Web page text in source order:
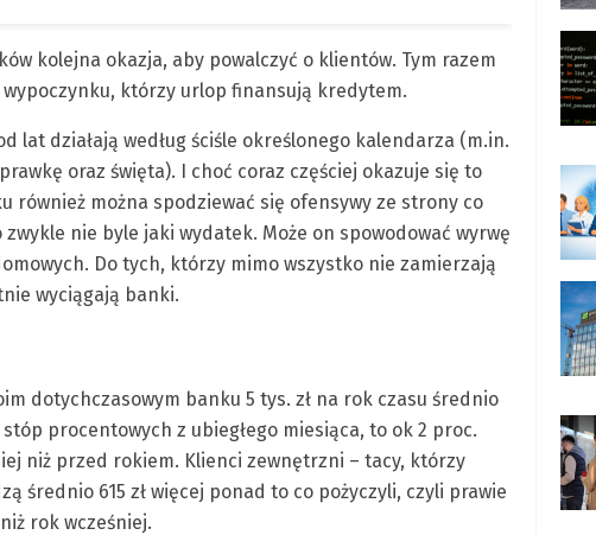
kolejna okazja, aby powalczyć o klientów. Tym razem
którzy urlop finansują kredytem.
lat działają według ściśle określonego kalendarza (m.in.
oraz święta). I choć coraz częściej okazuje się to
również można spodziewać się ofensywy ze strony co
nie byle jaki wydatek. Może on spowodować wyrwę
Do tych, którzy mimo wszystko nie zamierzają
wyciągają banki.
dotychczasowym banku 5 tys. zł na rok czasu średnio
procentowych z ubiegłego miesiąca, to ok 2 proc.
niż przed rokiem. Klienci zewnętrzni – tacy, którzy
średnio 615 zł więcej ponad to co pożyczyli, czyli prawie
rok wcześniej.